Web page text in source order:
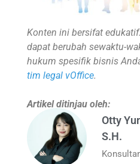
Konten ini bersifat
dapat berubah sewaktu-
hukum spesifik bisnis
tim legal vOffice.
Artikel ditinjau oleh:
Otty
S.H.